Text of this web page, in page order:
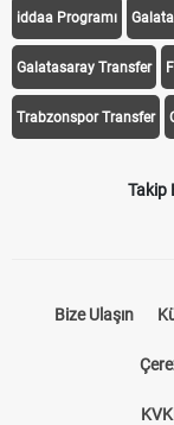
iddaa Programı
Galatasaray Transfer
Trabzonspor Transfer
Takip
Bize Ulaşın